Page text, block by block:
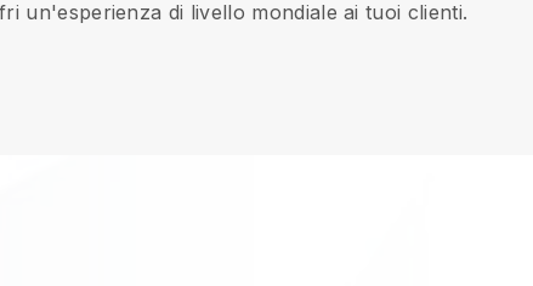
un'esperienza di livello mondiale ai tuoi clienti.